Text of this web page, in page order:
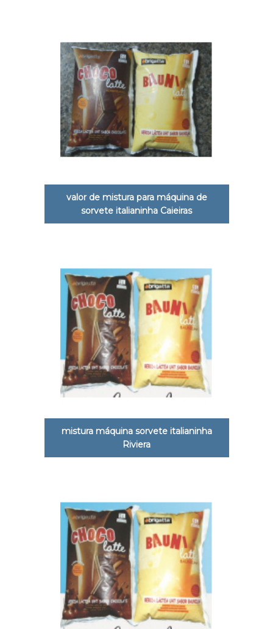
valor de mistura para máquina de
sorvete italianinha Caieiras
mistura máquina sorvete italianinha
Riviera